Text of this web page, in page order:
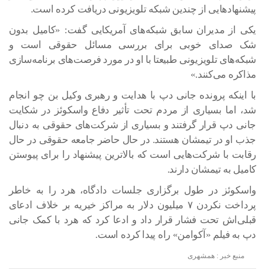
پیشنهادهایی از چندین شبکه تلویزیونی دریافت کرده است.
یکی از مدیران سابق شبکه‌های آمریکایی گفت: «کامیل بدون
شک صدای خوبی برای بررسی مسائل حقوقی است و
شبکه‌های تلویزیونی طبیعتا با او در مورد فرصت‌های برنامه‌سازی
مذاکره می‌کنند.»
با اینکه پرونده جانی دپ با هدایت و رهبری وکیل بن چو انجام
شد، اما بسیاری از مردم تحت تأثیر دفاع واسکوئز در شکایت
جانی دپ قرار گرفتند و بسیاری از شرکت‌های حقوقی به دنبال
جذب او در تیمشان هستند. در حال حاضر جامعه حقوقی در حال
رقابت با شرکت‌هایی است که بالاترین پیشنهاد را برای پیوستن
کامیل به تیمشان دارند.
واسکوئز در طول برگزاری جلسات دادگاه، هرد را به خاطر
پرداخت نکردن ۷ میلیون دلار به مراکز خیریه بر خلاف ادعای
قبلی‌اش تحت فشار قرار داد و ادعا کرد که هرد با کمک جانی
دپ به فیلم «آکوامن» راه پیدا کرده است.
منبع خبر : همشهری